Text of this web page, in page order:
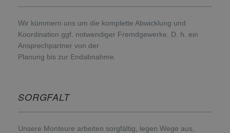
Wir kümmern uns um die komplette Abwicklung und
Koordination ggf. notwendiger Fremdgewerke. D. h. ein
Ansprechpartner von der
Planung bis zur Endabnahme.
SORGFALT
Unsere Monteure arbeiten sorgfältig, legen Wege aus,